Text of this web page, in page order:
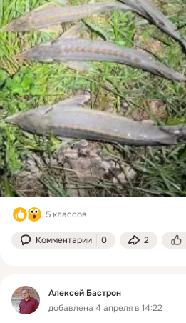
5 классов
Комментарии 0 2
Алексей Бастрон
добавлена 4 апреля в 14:22